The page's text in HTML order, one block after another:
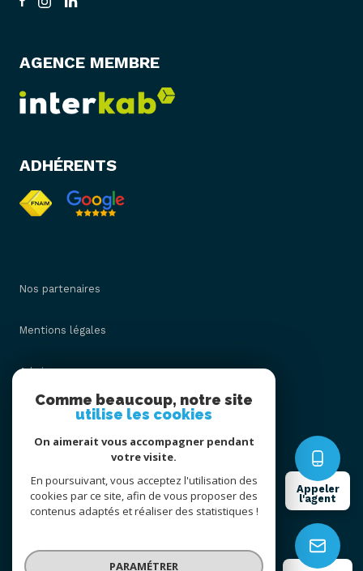
Appeler
l'agent
AGENCE MEMBRE
ADHÉRENTS
Nos partenaires
Mentions légales
Admin
Nos honoraires
Cookies
© 2026 | Tous droits réservés
Comme beaucoup, notre site
utilise les cookies
On aimerait vous accompagner pendant
votre visite.
En poursuivant, vous acceptez l'utilisation des
cookies par ce site, afin de vous proposer des
contenus adaptés et réaliser des statistiques !
PARAMÉTRER